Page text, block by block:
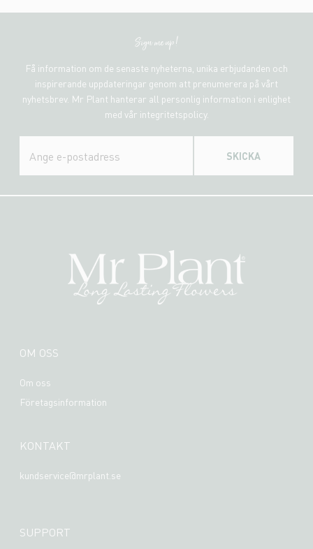
Sign me up!
Få information om de senaste nyheterna, unika erbjudanden och
inspirerande uppdateringar genom att prenumerera på vårt
nyhetsbrev. Mr Plant hanterar all personlig information i enlighet
med vår integritetspolicy.
SKICKA
OM OSS
Om oss
Företagsinformation
KONTAKT
kundservice@mrplant.se
SUPPORT